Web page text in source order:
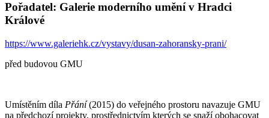
Pořadatel: Galerie moderního umění v Hradci
Králové
https://www.galeriehk.cz/vystavy/dusan-zahoransky-prani/
před budovou GMU
Umístěním díla Přání(2015) do veřejného prostoru navazuje GMU
na předchozí projekty, prostřednictvím kterých se snaží obohacovat